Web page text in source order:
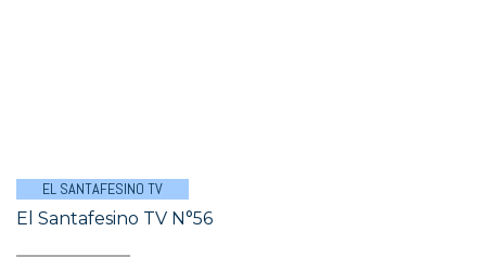
EL SANTAFESINO TV
El Santafesino TV N°56